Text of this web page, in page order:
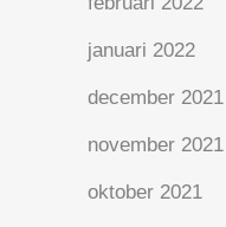
januari 2022
december 2021
november 2021
oktober 2021